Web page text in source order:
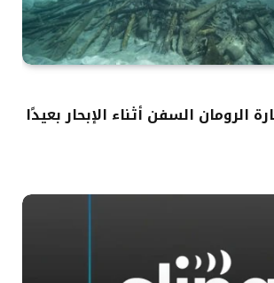
الرومان السفن أثناء الإبحار بعيدًا